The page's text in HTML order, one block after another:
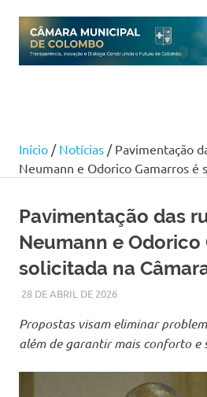
content
Início / Notícias / Pavimentação
Neumann e Odorico Gamarros é
Pavimentação das
Neumann e Odorico
solicitada na
28 DE ABRIL DE 2026LARISSA TURKO
NOTÍCIAS
Propostas visam eliminar
além de garantir mais conforto e